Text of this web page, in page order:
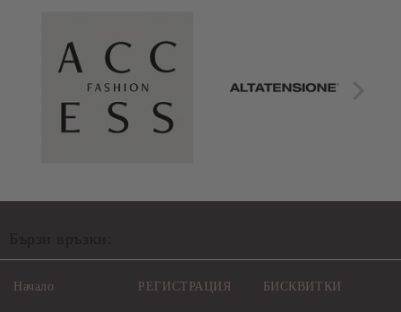
Начало РЕГИСТРАЦИЯ БИСКВИТКИ